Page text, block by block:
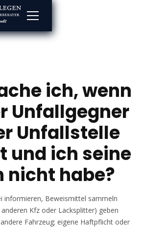
ich, wenn
Unfallgegner
Unfallstelle
und ich seine
nicht habe?
informieren, Beweismittel sammeln
Kfz oder Lacksplitter) geben
Fahrzeug; eigene Haftpflicht oder